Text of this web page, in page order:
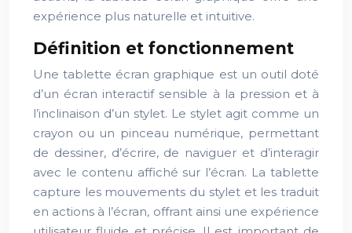
expérience plus naturelle et intuitive.
Définition et fonctionnement
Une tablette écran graphique est un outil doté
d’un écran interactif sensible à la pression et à
l’inclinaison d’un stylet. Le stylet agit comme un
crayon ou un pinceau numérique, permettant
de dessiner, d’écrire, de naviguer et d’interagir
avec le contenu affiché sur l’écran. La tablette
capture les mouvements du stylet et les traduit
en actions à l’écran, offrant ainsi une expérience